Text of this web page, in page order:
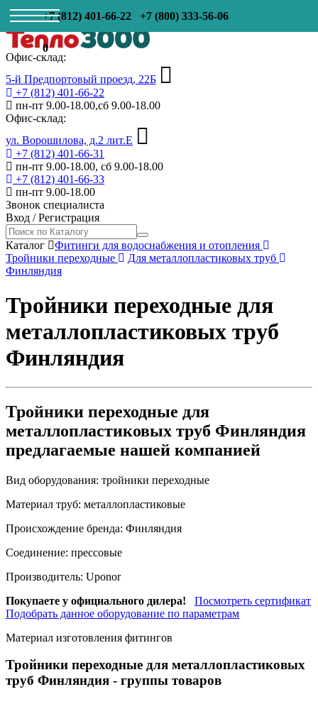
+7 (812) 401-66-22 +7 (800) 333-56-06
0
Офис-склад:
5-й Предпортовый проезд, 22Б
+7 (812) 401-66-22
пн-пт 9.00-18.00,сб 9.00-18.00
Офис-склад:
ул. Ворошилова, д.2 лит.Е
+7 (812) 401-66-31
пн-пт 9.00-18.00, сб 9.00-18.00
+7 (812) 401-66-33
пн-пт 9.00-18.00
Звонок специалиста
Вход /Регистрация
Каталог
Фитинги для водоснабжения и отопления
Тройники переходные
Для металлопластиковых труб
Финляндия
Тройники переходные для
металлопластиковых труб
Финляндия
Тройники переходные для
металлопластиковых труб Финляндия
предлагаемые нашей компанией
Вид оборудования: тройники переходные
Материал труб: металлопластиковые
Происхождение бренда: Финляндия
Соединение: прессовые
Производитель: Uponor
Покупаете у официального дилера!
Посмотреть сертификат
Подобрать данное оборудование по параметрам
Материал изготовления фитингов
Тройники переходные для металлопластиковых
труб Финляндия - группы товаров